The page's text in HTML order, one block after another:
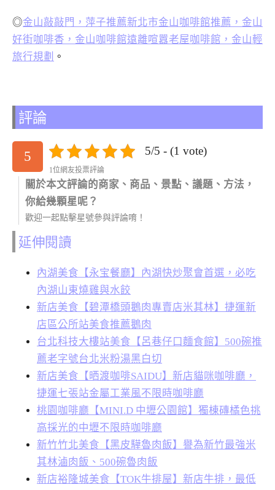
◎金山敲敲門，萍子推薦新北市金山咖啡館推薦，金山
好街咖啡香，金山咖啡館遠離喧囂老屋咖啡館，金山輕
旅行規劃 。
評論
5 5/5 - (1 vote)
1位網友投票評論
關於本文評論的商家、商品、景點、議題、方法，
你給幾顆星呢？
歡迎一起點擊星號參與評論唷！
延伸閱讀
內湖美食【永宝餐廳】內湖快炒聚會首選，必吃
內湖山東燒雞與水餃
新店美食【碧潭橋頭鵝肉專賣店米其林】捷運新
店區公所站美食推薦鵝肉
台北科技大樓站美食【呂巷仔口麵食館】500碗推
薦老字號台北米粉湯黑白切
新店美食【晒渡咖啡SAIDU】新店貓咪咖啡廳，
捷運七張站金屬工業風不限時咖啡廳
桃園咖啡廳【MINI.D 中壢公園館】獨棟磚橘色挑
高採光的中壢不限時咖啡廳
新竹竹北美食【黑皮驊魯肉飯】譽為新竹最強米
其林滷肉飯、500碗魯肉飯
新店裕隆城美食【TOK牛排屋】新店牛排，最低